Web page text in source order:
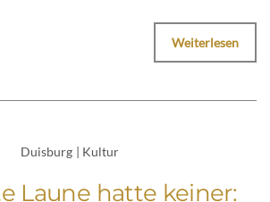
Weiterlesen
Duisburg | Kultur
Laune hatte keiner: